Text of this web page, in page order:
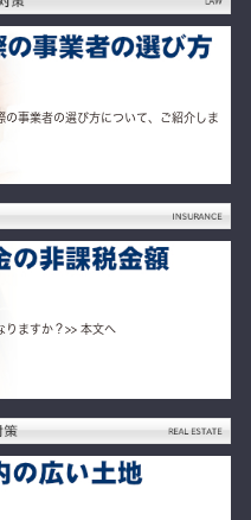
の事業者の選び方について、ご紹介しま
りますか？ >> 本文へ